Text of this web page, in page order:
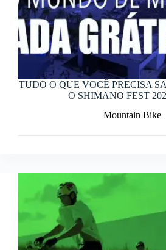
TUDO O QUE VOCÊ PRECISA
O SHIMANO FEST
Mountain Bike